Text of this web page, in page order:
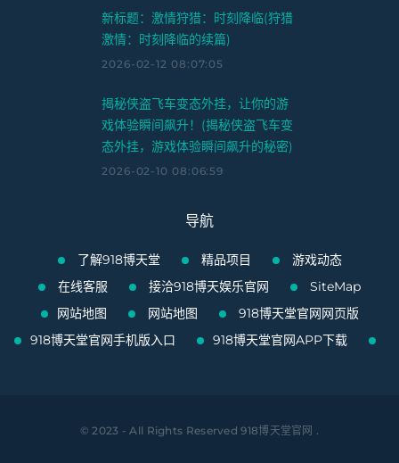
新标题：激情狩猎：时刻降临(狩猎
激情：时刻降临的续篇)
2026-02-12 08:07:05
揭秘侠盗飞车变态外挂，让你的游
戏体验瞬间飙升！(揭秘侠盗飞车变
态外挂，游戏体验瞬间飙升的秘密)
2026-02-10 08:06:59
导航
了解918博天堂 精品项目
游戏动态
在线客服
接洽918博天娱乐官网
SiteMap
网站地图
网站地图
918博天堂官网网页版
918博天堂官网手机版入口
918博天堂官网APP下载
© 2023 - All Rights Reserved918博天堂官网 .